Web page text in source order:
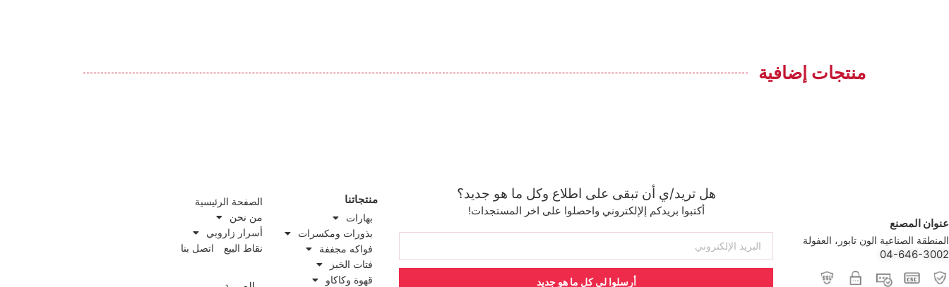
منتجات إضافية
عنوان المصنع
المنطقة الصناعية الون تابور، العفولة
04-646-3002
هل تريد/ي أن تبقى على اطلاع وكل ما هو جديد؟
أكتبوا بريدكم إلإلكتروني واحصلوا على اخر المستجدات!
أرسلوا لي كل ما هو جديد
منتجاتنا
بهارات
بذورات ومكسرات
فواكه مجففة
فتات الخبز
قهوة وكاكاو
الصفحة الرئيسية
من نحن
أسرار زاروبي
نقاط البيع
اتصل بنا